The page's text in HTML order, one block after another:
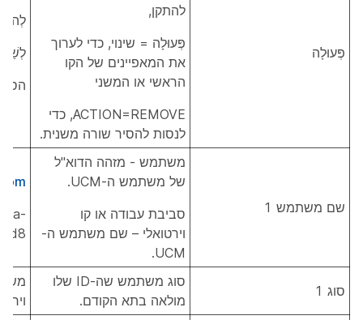
פְּעוּלָה
להתקן,
פְּעוּלָה = שינוי, כדי לערוך
את המאפיינים של הקו
הראשי או המשני
ACTION=REMOVE, כדי
לנסות להסיר שורה משנית.
הסר
שם משתמש 1
משתמש - מזהה הדוא"ל
של משתמש ה-UCM.
סביבת עבודה או קו
וירטואלי – שם משתמש ה-
UCM.
סוג 1
סוג משתמש שה-ID שלו
מולאה בתא הקודם.